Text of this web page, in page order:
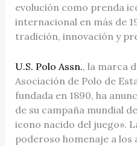
evolución como prenda
internacional en más de
tradición, innovación y
U.S. Polo Assn., la marca
Asociación de Polo de
fundada en 1890, ha
de su campaña mundial
icono nacido del juego».
poderoso homenaje a